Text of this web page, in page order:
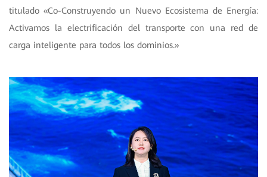
titulado «Co-Construyendo un Nuevo Ecosistema de Energía:
Activamos la electrificación del transporte con una red de
carga inteligente para todos los dominios.»